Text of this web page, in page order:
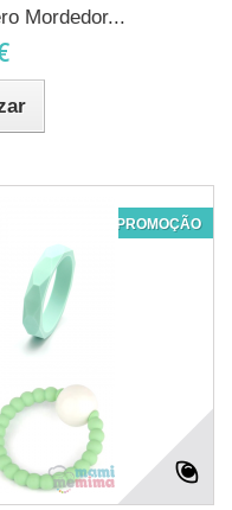
Mordedor...
PROMOÇÃO